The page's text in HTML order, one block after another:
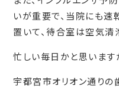
いが重要で、当院にも
置いて、待合室は空気清
忙しい毎日かと思います
宇都宮市オリオン通りの